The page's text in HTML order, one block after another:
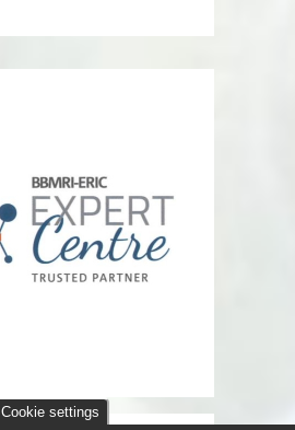
Cookie settings